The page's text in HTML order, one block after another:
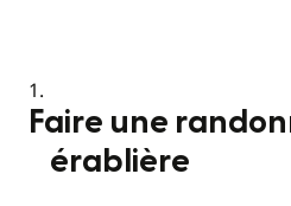
Faire une
érablière